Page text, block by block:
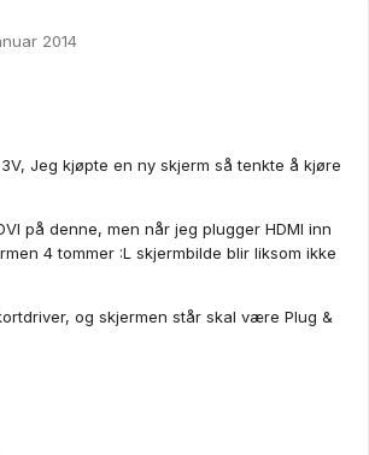
2014
Jeg kjøpte en ny skjerm så tenkte å kjøre
på denne, men når jeg plugger HDMI inn
4 tommer :L skjermbilde blir liksom ikke
og skjermen står skal være Plug &